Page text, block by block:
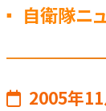
自衛隊ニ
2005年